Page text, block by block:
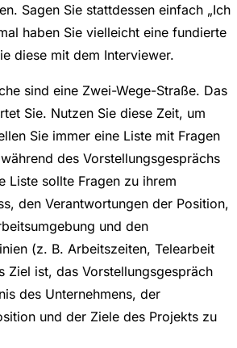
Sagen Sie stattdessen einfach „Ich
haben Sie vielleicht eine fundierte
diese mit dem Interviewer.
sind eine Zwei-Wege-Straße. Das
Sie. Nutzen Sie diese Zeit, um
Sie immer eine Liste mit Fragen
des Vorstellungsgesprächs
Liste sollte Fragen zu ihrem
den Verantwortungen der Position,
und den
(z. B. Arbeitszeiten, Telearbeit
Ziel ist, das Vorstellungsgespräch
des Unternehmens, der
und der Ziele des Projekts zu